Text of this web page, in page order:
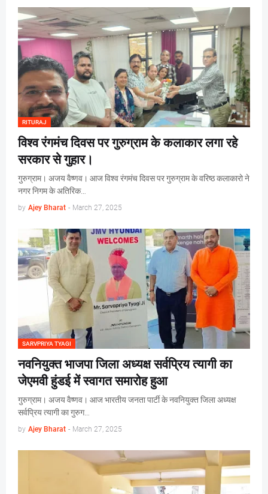
RITURAJ
विश्व रंगमंच दिवस पर गुरुग्राम के कलाकार लगा रहे
सरकार से गुहार।
गुरुग्राम। अजय वैष्णव। आज विश्व रंगमंच दिवस पर गुरुग्राम के वरिष्ठ कलाकारो ने
नगर निगम के अतिरिक…
by Ajey Bharat - March 27, 2025
SARVPRIYA TYAGI
नवनियुक्त भाजपा जिला अध्यक्ष सर्वप्रिय त्यागी का
जेएमवी हुंडई में स्वागत समारोह हुआ
गुरुग्राम। अजय वैष्णव। आज भारतीय जनता पार्टी के नवनियुक्त जिला अध्यक्ष
सर्वप्रिय त्यागी का गुरुग…
by Ajey Bharat - March 27, 2025